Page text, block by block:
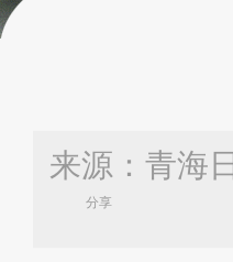
来源：青
分享